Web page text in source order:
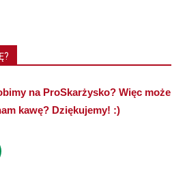
na ProSkarżysko? Więc może
kawę? Dziękujemy! :)